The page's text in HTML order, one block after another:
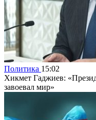
Политика 15:02
Хикмет Гаджиев:
завоевал мир»